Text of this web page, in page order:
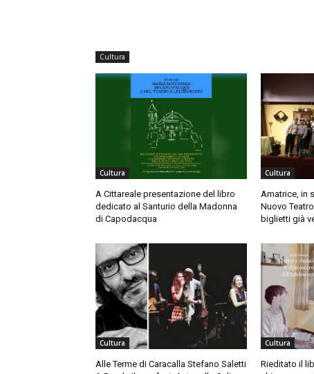
Cultura
Cultura
A Cittareale presentazione del libro
dedicato al Santurio della Madonna
di Capodacqua
Cultura
Amatrice, in
Nuovo
biglietti già
Cultura
Alle Terme di Caracalla Stefano Saletti
Cultura
Rieditato il